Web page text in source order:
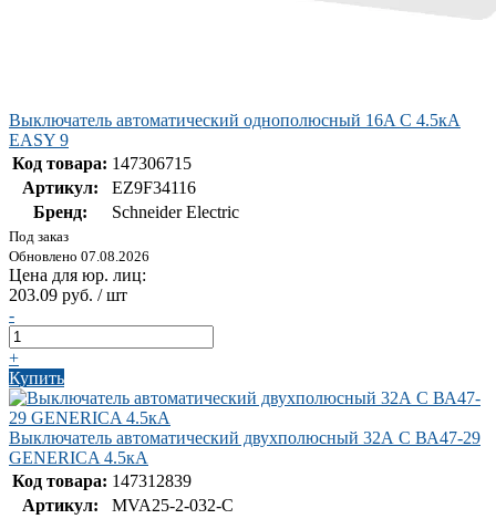
Выключатель автоматический однополюсный 16A C 4.5кА
EASY 9
Код товара: 147306715
Артикул:
EZ9F34116
Бренд:
Schneider Electric
Под заказ
Обновлено 07.08.2026
Цена для юр. лиц:
203.09 руб. / шт
-
+
Купить
Выключатель автоматический двухполюсный 32А C ВА47-29
GENERICA 4.5кА
Код товара: 147312839
Артикул:
MVA25-2-032-C